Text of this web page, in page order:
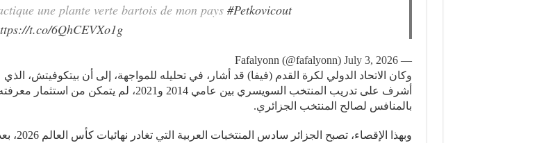
une plante verte bartois de mon pays #Petkovicout
t.co/6QhCEVXo1g
— Fafalyonn (@fafalyonn)
July 3, 2026
وكان الاتحاد الدولي لكرة القدم (فيفا) قد أشار، في تحليله للمواجهة، إلى أن بيتكوفيتش، الذي
أشرف على تدريب المنتخب السويسري بين عامي 2014 و2021، لم يتمكن من استثمار
بالمنافس لصالح المنتخب الجزائري.
وبهذا الإقصاء، تصبح الجزائر سادس المنتخبات العربية التي تغادر